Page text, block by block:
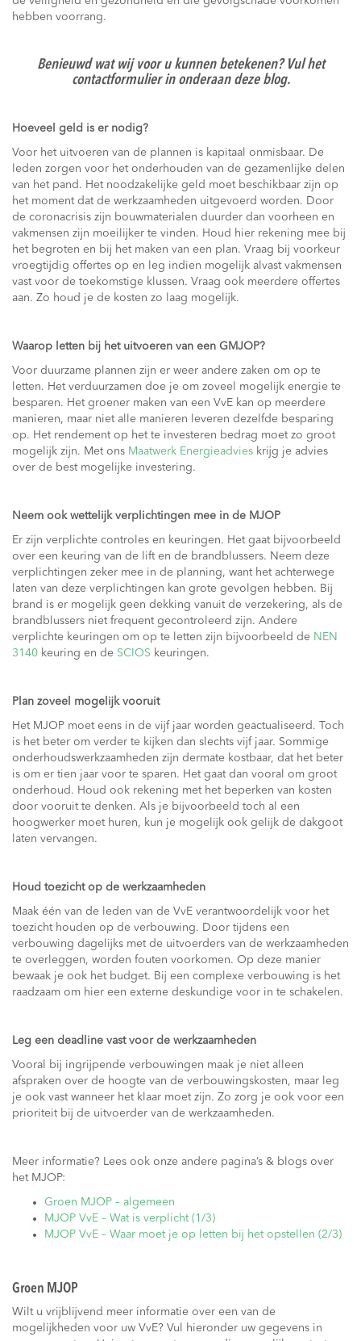
hebben voorrang.
Benieuwd wat wij voor u kunnen betekenen? Vul het
contactformulier in onderaan deze blog.
Hoeveel geld is er nodig?
Voor het uitvoeren van de plannen is kapitaal onmisbaar. De
leden zorgen voor het onderhouden van de gezamenlijke delen
van het pand. Het noodzakelijke geld moet beschikbaar zijn op
het moment dat de werkzaamheden uitgevoerd worden. Door
de coronacrisis zijn bouwmaterialen duurder dan voorheen en
vakmensen zijn moeilijker te vinden. Houd hier rekening mee bij
het begroten en bij het maken van een plan. Vraag bij voorkeur
vroegtijdig offertes op en leg indien mogelijk alvast vakmensen
vast voor de toekomstige klussen. Vraag ook meerdere offertes
aan. Zo houd je de kosten zo laag mogelijk.
Waarop letten bij het uitvoeren van een GMJOP?
Voor duurzame plannen zijn er weer andere zaken om op te
letten. Het verduurzamen doe je om zoveel mogelijk energie te
besparen. Het groener maken van een VvE kan op meerdere
manieren, maar niet alle manieren leveren dezelfde besparing
op. Het rendement op het te investeren bedrag moet zo groot
mogelijk zijn. Met ons Maatwerk Energieadvies krijg je advies
over de best mogelijke investering.
Neem ook wettelijk verplichtingen mee in de MJOP
Er zijn verplichte controles en keuringen. Het gaat bijvoorbeeld
over een keuring van de lift en de brandblussers. Neem deze
verplichtingen zeker mee in de planning, want het achterwege
laten van deze verplichtingen kan grote gevolgen hebben. Bij
brand is er mogelijk geen dekking vanuit de verzekering, als de
brandblussers niet frequent gecontroleerd zijn. Andere
verplichte keuringen om op te letten zijn bijvoorbeeld de NEN
3140 keuring en de SCIOS keuringen.
Plan zoveel mogelijk vooruit
Het MJOP moet eens in de vijf jaar worden geactualiseerd. Toch
is het beter om verder te kijken dan slechts vijf jaar. Sommige
onderhoudswerkzaamheden zijn dermate kostbaar, dat het beter
is om er tien jaar voor te sparen. Het gaat dan vooral om groot
onderhoud. Houd ook rekening met het beperken van kosten
door vooruit te denken. Als je bijvoorbeeld toch al een
hoogwerker moet huren, kun je mogelijk ook gelijk de dakgoot
laten vervangen.
Houd toezicht op de werkzaamheden
Maak één van de leden van de VvE verantwoordelijk voor het
toezicht houden op de verbouwing. Door tijdens een
verbouwing dagelijks met de uitvoerders van de werkzaamheden
te overleggen, worden fouten voorkomen. Op deze manier
bewaak je ook het budget. Bij een complexe verbouwing is het
raadzaam om hier een externe deskundige voor in te schakelen.
Leg een deadline vast voor de werkzaamheden
Vooral bij ingrijpende verbouwingen maak je niet alleen
afspraken over de hoogte van de verbouwingskosten, maar leg
je ook vast wanneer het klaar moet zijn. Zo zorg je ook voor een
prioriteit bij de uitvoerder van de werkzaamheden.
Meer informatie? Lees ook onze andere pagina’s & blogs over
het MJOP:
Groen MJOP – algemeen
MJOP VvE – Wat is verplicht (1/3)
MJOP VvE – Waar moet je op letten bij het opstellen (2/3)
Groen MJOP
Wilt u vrijblijvend meer informatie over een van de
mogelijkheden voor uw VvE? Vul hieronder uw gegevens in